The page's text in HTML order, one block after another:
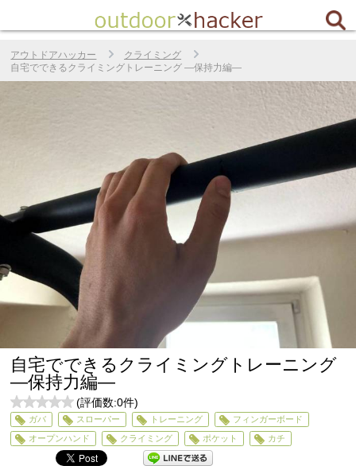
アウトドアハッカー
クライミング
自宅でできるクライミングトレーニング ―保持力編―
自宅でできるクライミングトレーニング
―保持力編―
0
5
(評価数:0件)
ガバ スローパー トレーニング
フィンガーボード
オープンハンド
クライミング ポケット カチ